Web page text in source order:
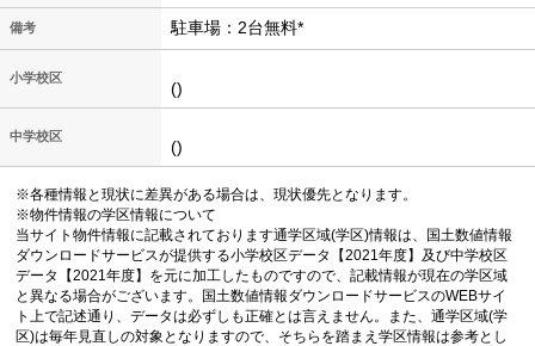
備考 駐車場：2台無料*
小学校区
()
中学校区
()
※各種情報と現状に差異がある場合は、現状優先となります。
※物件情報の学区情報について
当サイト物件情報に記載されております通学区域(学区)情報は、国土数値情報
ダウンロードサービスが提供する小学校区データ【2021年度】及び中学校区
データ【2021年度】を元に加工したものですので、記載情報が現在の学区域
と異なる場合がございます。国土数値情報ダウンロードサービスのWEBサイ
ト上で記述通り、データは必ずしも正確とは言えません。また、通学区域(学
区)は毎年見直しの対象となりますので、そちらを踏まえ学区情報は参考とし